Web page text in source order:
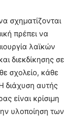
σχηματίζονται
πρέπει να
λαϊκών
διεκδίκησης σε
σχολείο, κάθε
διάχυση αυτής
είναι κρίσιμη
υλοποίηση των